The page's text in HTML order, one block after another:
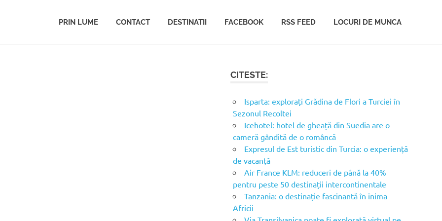
PRIN LUME CONTACT DESTINATII FACEBOOK RSS FEED LOCURI DE MUNCA
CITESTE:
Isparta: explorați Grădina de Flori a Turciei în
Sezonul Recoltei
Icehotel: hotel de gheață din Suedia are o
cameră gândită de o româncă
Expresul de Est turistic din Turcia: o experiență
de vacanță
Air France KLM: reduceri de până la 40%
pentru peste 50 destinații intercontinentale
Tanzania: o destinație fascinantă în inima
Africii